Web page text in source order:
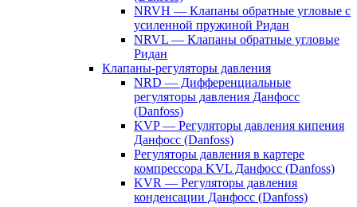
NRVH — Клапаны обратные угловые с
усиленной пружиной Ридан
NRVL — Клапаны обратные угловые
Ридан
Клапаны-регуляторы давления
NRD — Дифференциальные
регуляторы давления Данфосс
(Danfoss)
KVP — Регуляторы давления кипения
Данфосс (Danfoss)
Регуляторы давления в картере
компрессора KVL Данфосс (Danfoss)
KVR — Регуляторы давления
конденсации Данфосс (Danfoss)